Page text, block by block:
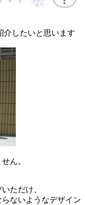
介したいと思います
ん。
ただけ、
ないようなデザイン